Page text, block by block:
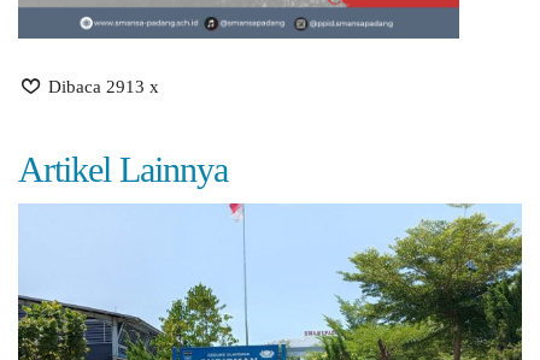
Dibaca 2913 x
Artikel Lainnya